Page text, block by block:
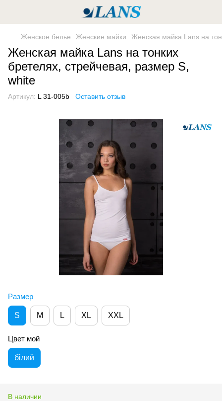
Женское белье Женские майки Женская майка Lans на
Женская майка Lans на тонких
бретелях, стрейчевая, размер S,
white
Артикул: L 31-005b Оставить отзыв
Размер
S M L XL XXL
Цвет мой
білий
В наличии